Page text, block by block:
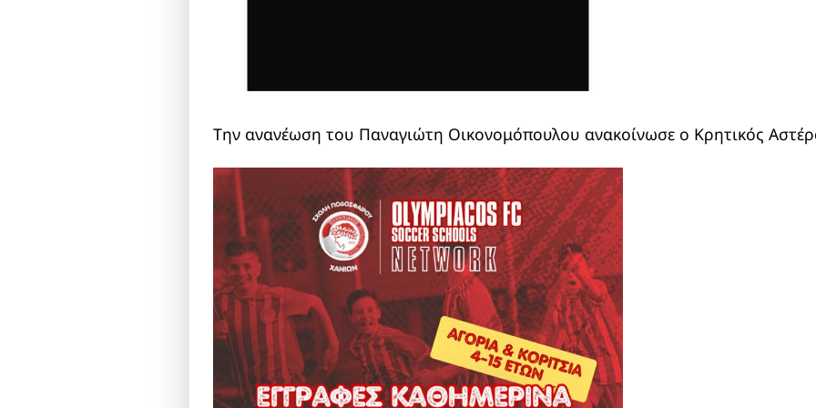
Την ανανέωση του Παναγιώτη Οικονομόπουλου ανακοίνωσε ο Κρητικός